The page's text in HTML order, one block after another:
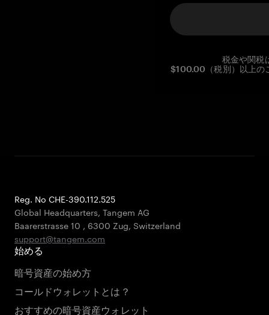
税金や関税
$100.00（税別）以上の
Reg. No CHE-390.112.525
Global Headquarters, Tangem AG
Baarerstrasse 10 , 6300 Zug, Switzerland
support@tangem.com
始める
暗号資産の始め方
コールドウォレットとは？
おすすめの暗号資産ウォレット